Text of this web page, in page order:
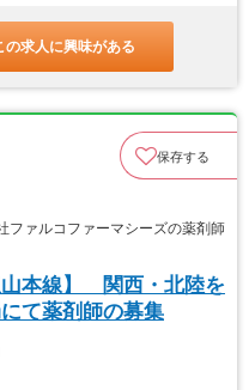
の求人に興味がある
保存する
ァルコファーマシーズの薬剤師
山本線】 関西・北陸を
て薬剤師の募集